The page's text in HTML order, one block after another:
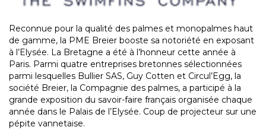
Reconnue pour la qualité des palmes et monopalmes haut
de gamme, la PME Breier booste sa notoriété en exposant
à l’Elysée. La Bretagne a été à l’honneur cette année à
Paris. Parmi quatre entreprises bretonnes sélectionnées
parmi lesquelles Bullier SAS, Guy Cotten et Circul’Egg, la
société Breier, la Compagnie des palmes, a participé à la
grande exposition du savoir-faire français organisée chaque
année dans le Palais de l’Elysée. Coup de projecteur sur une
pépite vannetaise.